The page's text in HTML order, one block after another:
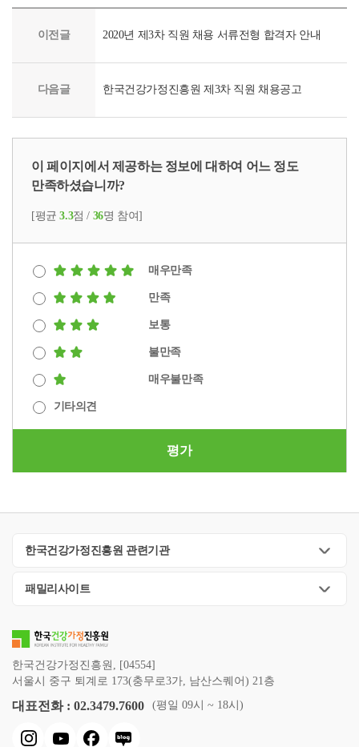
이전글 2020년 제3차 직원 채용 서류전형 합격자 안내
다음글 한국건강가정진흥원 제3차 직원 채용공고
이 페이지에서 제공하는 정보에 대하여 어느 정도
만족하셨습니까?
[평균3.3점 / 36명 참여]
매우만족
만족
보통
불만족
매우불만족
기타의견
평가
한국건강가정진흥원 관련기관
패밀리사이트
한국건강가정진흥원, [04554]
서울시 중구 퇴계로 173(충무로3가, 남산스퀘어) 21층
대표전화 : 02.3479.7600 (평일 09시 ~ 18시)